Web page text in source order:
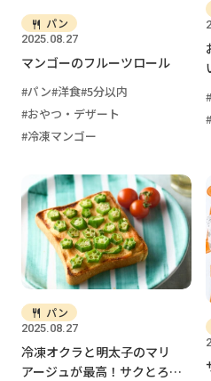
2025.08.27
パン
マンゴーのフルーツロール
パン 洋食 5分以内
おやつ・デザート
冷凍マンゴー
2025.08.27
パン
冷凍オクラと明太子のマリ
アージュが最高！サクとろオ